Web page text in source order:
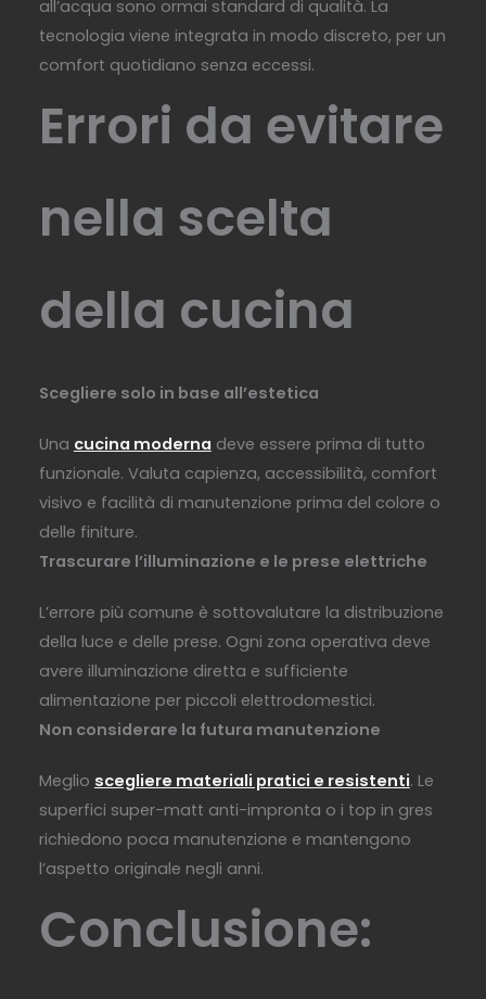
all’acqua sono ormai standard di qualità. La
tecnologia viene integrata in modo discreto, per un
comfort quotidiano senza eccessi.
Errori da evitare
nella scelta
della cucina
Scegliere solo in base all’estetica
Una cucina moderna deve essere prima di tutto
funzionale. Valuta capienza, accessibilità, comfort
visivo e facilità di manutenzione prima del colore o
delle finiture.
Trascurare l’illuminazione e le prese elettriche
L’errore più comune è sottovalutare la distribuzione
della luce e delle prese. Ogni zona operativa deve
avere illuminazione diretta e sufficiente
alimentazione per piccoli elettrodomestici.
Non considerare la futura manutenzione
Meglio scegliere materiali pratici e resistenti. Le
superfici super-matt anti-impronta o i top in gres
richiedono poca manutenzione e mantengono
l’aspetto originale negli anni.
Conclusione: